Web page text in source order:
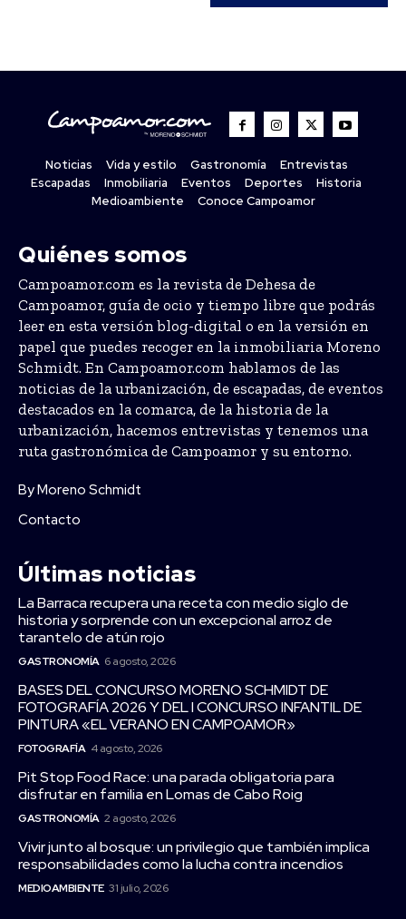
Noticias Vida y estilo Gastronomía
Entrevistas
Escapadas
Inmobiliaria Eventos Deportes
Historia
Medioambiente
Conoce Campoamor
Quiénes somos
Campoamor.com es la revista de Dehesa de
Campoamor, guía de ocio y tiempo libre que podrás
leer en esta versión blog-digital o en la versión en
papel que puedes recoger en la inmobiliaria Moreno
Schmidt. En Campoamor.com hablamos de las
noticias de la urbanización, de escapadas, de eventos
destacados en la comarca, de la historia de la
urbanización, hacemos entrevistas y tenemos una
ruta gastronómica de Campoamor y su entorno.
By Moreno Schmidt
Contacto
Últimas noticias
La Barraca recupera una receta con medio siglo de
historia y sorprende con un excepcional arroz de
tarantelo de atún rojo
GASTRONOMÍA 6 agosto, 2026
BASES DEL CONCURSO MORENO SCHMIDT DE
FOTOGRAFÍA 2026 Y DEL I CONCURSO INFANTIL DE
PINTURA «EL VERANO EN CAMPOAMOR»
FOTOGRAFÍA 4 agosto, 2026
Pit Stop Food Race: una parada obligatoria para
disfrutar en familia en Lomas de Cabo Roig
GASTRONOMÍA 2 agosto, 2026
Vivir junto al bosque: un privilegio que también implica
responsabilidades como la lucha contra incendios
MEDIOAMBIENTE 31 julio, 2026